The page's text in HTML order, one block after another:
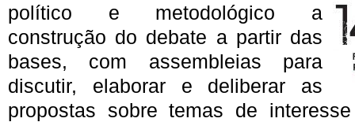
político e metodológico a
construção do debate a partir das
bases, com assembleias para
discutir, elaborar e deliberar as
propostas sobre temas de